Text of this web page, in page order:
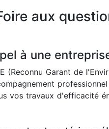
aux
à une
(Reconnu Garant de
vos travaux d'efficacité